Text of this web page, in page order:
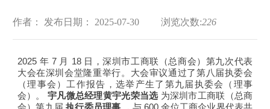
作者： 发布日期： 2025-07-30 浏览次数:226
2025 年 7 月 18 日，深圳市工商联（总商会）第九次代表
大会在深圳会堂隆重举行。大会审议通过了第八届执委会
（理事会）工作报告，选举产生了第九届执委会（理事
会）。
宇凡微总经理黄宇光荣当选 为深圳市工商联（总商